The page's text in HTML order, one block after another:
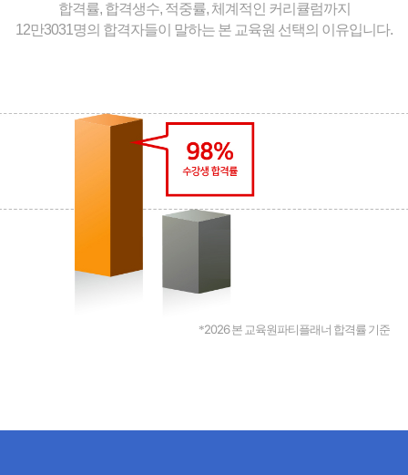
합격률, 합격생수, 적중률, 체계적인 커리큘럼까지
12만3031명의 합격자들이 말하는 본 교육원 선택의 이유입니다.
*2026본 교육원파티플래너 합격률 기준